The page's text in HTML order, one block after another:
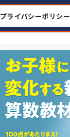
プライバシーポリシー